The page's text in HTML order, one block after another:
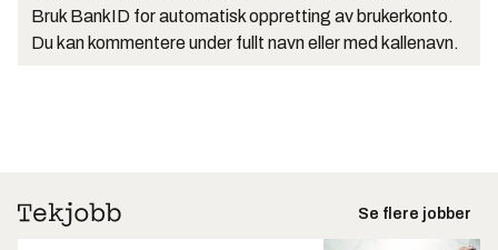
Bruk BankID for automatisk oppretting av brukerkonto.
Du kan kommentere under fullt navn eller med kallenavn.
Se flere jobber